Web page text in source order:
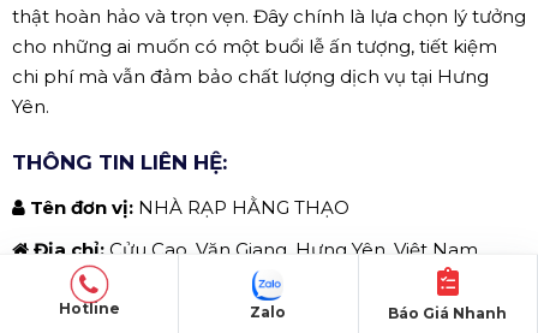
thật hoàn hảo và trọn vẹn. Đây chính là lựa chọn lý tưởng
cho những ai muốn có một buổi lễ ấn tượng, tiết kiệm
chi phí mà vẫn đảm bảo chất lượng dịch vụ tại Hưng
Yên.
THÔNG TIN LIÊN HỆ:
Tên đơn vị: NHÀ RẠP HẰNG THẠO
Địa chỉ: Cửu Cao, Văn Giang, Hưng Yên, Việt Nam
Xem bản đồ
Hotline Báo Giá Nhanh
Zalo